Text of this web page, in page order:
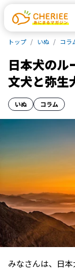
トップ いぬ コラ
日本犬のル
文犬と弥生
いぬ コラム
みなさんは、日